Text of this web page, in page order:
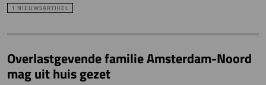
1 NIEUWSARTIKEL
Overlastgevende familie Amsterdam-Noord
mag uit huis gezet